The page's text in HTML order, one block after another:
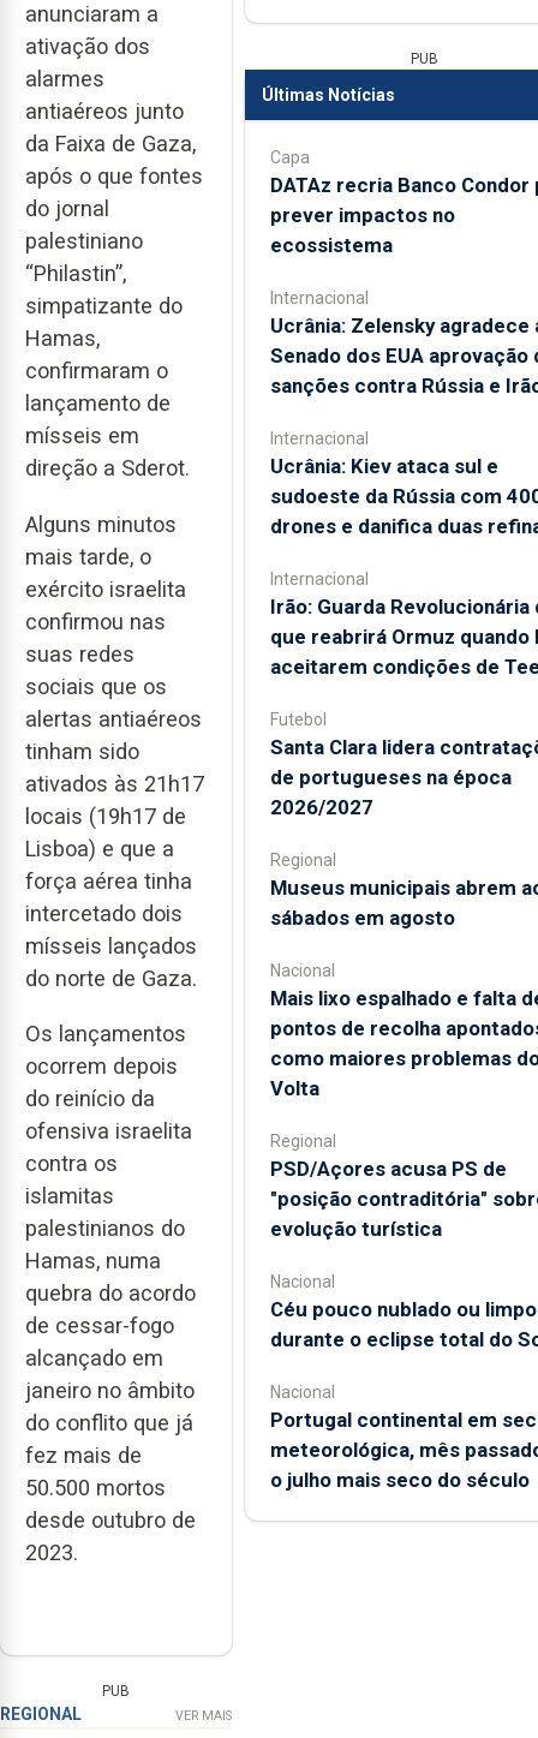
anunciaram a
ativação dos
alarmes
antiaéreos junto
da Faixa de Gaza,
após o que fontes
do jornal
palestiniano
“Philastin”,
simpatizante do
Hamas,
confirmaram o
lançamento de
mísseis em
direção a Sderot.
Alguns minutos
mais tarde, o
exército israelita
confirmou nas
suas redes
sociais que os
alertas antiaéreos
tinham sido
ativados às 21h17
locais (19h17 de
Lisboa) e que a
força aérea tinha
intercetado dois
mísseis lançados
do norte de Gaza.
Os lançamentos
ocorrem depois
do reinício da
ofensiva israelita
contra os
islamitas
palestinianos do
Hamas, numa
quebra do acordo
de cessar-fogo
alcançado em
janeiro no âmbito
do conflito que já
fez mais de
50.500 mortos
desde outubro de
2023.
PUB
REGIONAL VER MAIS
PUB
Últimas Notícias
Capa
DATAz recria Banco Condor
prever impactos no
ecossistema
Internacional
Ucrânia: Zelensky agradece
Senado dos EUA aprovação
sanções contra Rússia e
Internacional
Ucrânia: Kiev ataca sul e
sudoeste da Rússia com
drones e danifica duas
Internacional
Irão: Guarda Revolucionária
que reabrirá Ormuz quando
aceitarem condições de
Futebol
Santa Clara lidera
de portugueses na época
2026/2027
Regional
Museus municipais abrem
sábados em agosto
Nacional
Mais lixo espalhado e falta
pontos de recolha
como maiores problemas
Volta
Regional
PSD/Açores acusa PS de
"posição contraditória"
evolução turística
Nacional
Céu pouco nublado ou limpo
durante o eclipse total do
Nacional
Portugal continental em
meteorológica, mês
o julho mais seco do século